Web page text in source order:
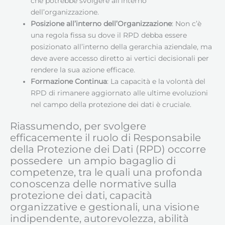
dell’organizzazione.
Posizione all’interno dell’Organizzazione: Non c’è
una regola fissa su dove il RPD debba essere
posizionato all’interno della gerarchia aziendale, ma
deve avere accesso diretto ai vertici decisionali per
rendere la sua azione efficace.
Formazione Continua: La capacità e la volontà del
RPD di rimanere aggiornato alle ultime evoluzioni
nel campo della protezione dei dati è cruciale.
Riassumendo, per svolgere
efficacemente il ruolo di Responsabile
della Protezione dei Dati (RPD) occorre
possedere un ampio bagaglio di
competenze, tra le quali una profonda
conoscenza delle normative sulla
protezione dei dati, capacità
organizzative e gestionali, una visione
indipendente, autorevolezza, abilità